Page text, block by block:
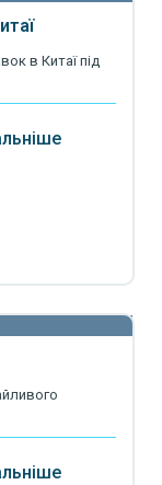
в Китаї під